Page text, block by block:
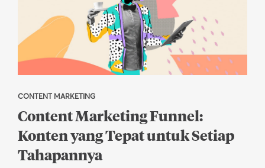
CONTENT MARKETING
Content Marketing Funnel:
Konten yang Tepat untuk Setiap
Tahapannya